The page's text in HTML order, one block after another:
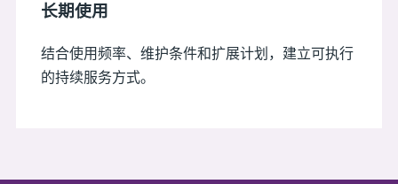
长期使用
结合使用频率、维护条件和扩展计划，建立可执行
的持续服务方式。